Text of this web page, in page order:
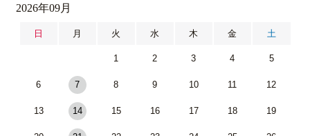
2026年09月
日 月 火 水 木 金 土
1 2 3 4 5
6 7 8 9 10 11 12
13 14 15 16 17 18 19